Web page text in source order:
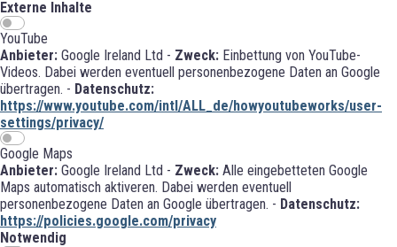
Externe Inhalte
YouTube
Anbieter: Google Ireland Ltd - Zweck: Einbettung von YouTube-
Videos. Dabei werden eventuell personenbezogene Daten an Google
übertragen. - Datenschutz:
https://www.youtube.com/intl/ALL_de/howyoutubeworks/user-
settings/privacy/
Google Maps
Anbieter: Google Ireland Ltd - Zweck: Alle eingebetteten Google
Maps automatisch aktiveren. Dabei werden eventuell
personenbezogene Daten an Google übertragen. - Datenschutz:
https://policies.google.com/privacy
Notwendig